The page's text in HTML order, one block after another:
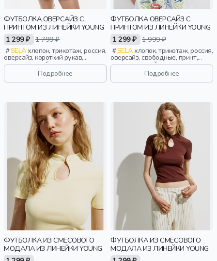
ФУТБОЛКА ОВЕРСАЙЗ С
ПРИНТОМ ИЗ ЛИНЕЙКИ YOUNG
1 299 ₽ 1 799 ₽
SELAхлопок, трикотаж, россия,
оверсайз, короткий рукав,
короткие, свободные, принт,
вырез, круглый вырез, девочки,
старшеклассники, дети
Подробнее
ФУТБОЛКА ОВЕРСАЙЗ С
ПРИНТОМ ИЗ ЛИНЕЙКИ YOUNG
1 299 ₽ 1 999 ₽
SELAхлопок, трикотаж, россия,
оверсайз, свободные, принт,
вырез, круглый вырез, девочки,
старшеклассники, дети
Подробнее
ФУТБОЛКА ИЗ СМЕСОВОГО
МОДАЛА ИЗ ЛИНЕЙКИ YOUNG
ФУТБОЛКА ИЗ СМЕСОВОГО
МОДАЛА ИЗ ЛИНЕЙКИ YOUNG